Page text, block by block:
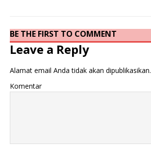
BE THE FIRST TO COMMENT
Leave a Reply
Alamat email Anda tidak akan dipublikasikan.
Komentar